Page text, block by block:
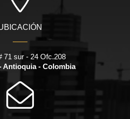
71 sur - 24 Ofc.208
Antioquia - Colombia